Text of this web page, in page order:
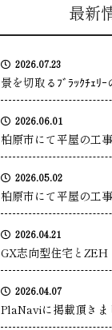
最新
2026.07.23
景を切取るﾌﾞﾗｯｸﾁｪﾘ
追加しました
2026.06.01
柏原市にて平屋の工
す。(建方～断熱工事)
2026.05.02
柏原市にて平屋の工
す。(基礎工事)
2026.04.21
GX志向型住宅とZEH
2026.04.07
PlaNaviに掲載頂きま